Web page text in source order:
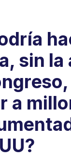
sin la
a